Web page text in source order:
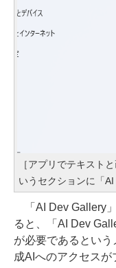
［アプリでテキスト
いうセクションに「
「AI Dev Gallery
ると、「AI Dev
が必要であるとい
成AIへのアクセスが